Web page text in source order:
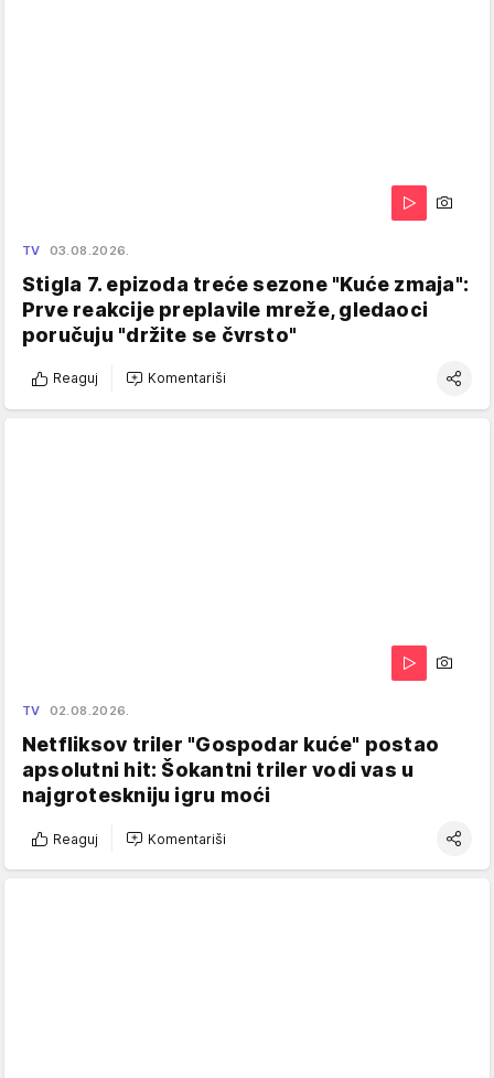
TV 03.08.2026.
Stigla 7. epizoda treće sezone "Kuće zmaja":
Prve reakcije preplavile mreže, gledaoci
poručuju "držite se čvrsto"
Reaguj Komentariši
TV 02.08.2026.
Netfliksov triler "Gospodar kuće" postao
apsolutni hit: Šokantni triler vodi vas u
najgroteskniju igru moći
Reaguj Komentariši